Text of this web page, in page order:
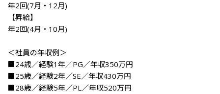
年2回(7月・12月)
【昇給】
年2回(4月・10月)
＜社員の年収例＞
■24歳／経験1年／PG／年収350万円
■25歳／経験2年／SE／年収430万円
■28歳／経験5年／PL／年収520万円